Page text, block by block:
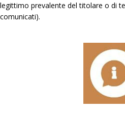
legittimo prevalente del titolare o di
comunicati).